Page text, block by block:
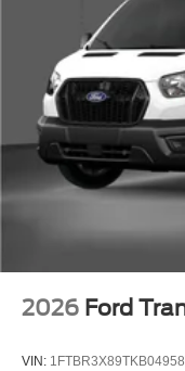
2026 Ford
VIN: 1FTBR3X89TKB04958